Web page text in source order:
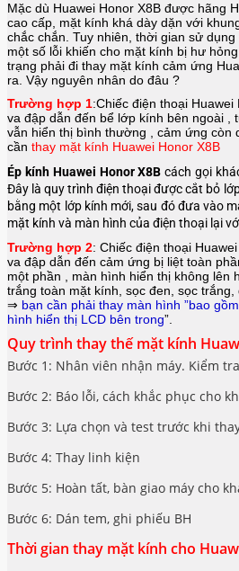
Mặc dù Huawei Honor X8B được hãng
cao cấp, mặt kính khá dày dặn với
chắc chắn. Tuy nhiên, thời gian sử
một số lỗi khiến cho mặt kính bị hư
trạng phải đi thay mặt kính cảm ứng
ra. Vậy nguyên nhân do đâu ?
Trường hợp 1:Chiếc điện thoại Huawei
va đập dẫn đến bể lớp kính bên ngoài ,
vẫn hiển thị bình thường , cảm ứng
cần thay mặt kính Huawei Honor X8B
Ép kính Huawei Honor X8B cách gọi
Đây là quy trình điện thoại được cắt bỏ
bằng một lớp kính mới, sau đó đưa vào
mặt kính và màn hình của điện thoại lại
Trường hợp 2: Chiếc điện thoại
va đập dẫn đến cảm ứng bị liệt toàn
một phần , màn hình hiển thị không lên
trắng toàn mặt kính, sọc đen, sọc
⇒ bạn cần phải thay màn hình ”bao
hình hiển thị LCD bên trong”.
Quy trình thay thế mặt kính
Bước 1: Nhân viên nhận máy. Kiểm
Bước 2: Báo lỗi, cách khắc phục cho
Bước 3: Lựa chọn và test trước khi
Bước 4: Thay linh kiện
Bước 5: Hoàn tất, bàn giao máy cho
Bước 6: Dán tem, ghi phiếu BH
Thời gian thay mặt kính cho